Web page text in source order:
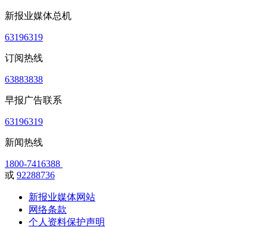
新报业媒体总机
63196319
订阅热线
63883838
早报广告联系
63196319
新闻热线
1800-7416388
或 92288736
新报业媒体网站
网络条款
个人资料保护声明